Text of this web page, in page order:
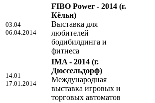
03.04
06.04.2014
FIBO Power - 2014 (г.
Кёльн)
Выставка для
любителей
бодибилдинга и
фитнеса
14.01
17.01.2014
IMA - 2014 (г.
Дюссельдорф)
Международная
выставка игровых и
торговых автоматов